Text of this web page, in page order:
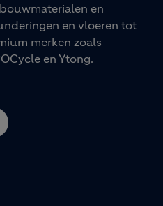
en
en vloeren tot
merken zoals
en Ytong.